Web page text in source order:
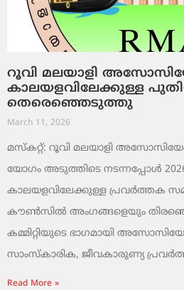
റൂവി മലയാളി
കാലയളവിലേക്കുള്ള
തെരെഞ്ഞെടുത്തു
March 11, 2026
മസ്കറ്റ്: റൂവി മലയാളി
യോഗം അടുത്തിടെ നടന്നപ്പോൾ
കാലയളവിലേക്കുള്ള പ്രവർത്തക
കൗൺസിൽ അംഗങ്ങളെയും
കമ്മിറ്റിയുടെ ഭാഗമായി
സാംസ്‌കാരിക, ജീവകാരുണ്യ
Read More »